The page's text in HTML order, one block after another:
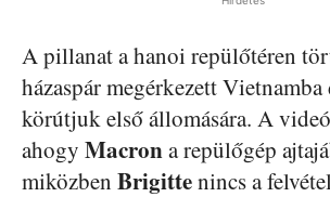
A pillanat a hanoi repülőtéren
házaspár megérkezett
körútjuk első állomására. A
ahogy Macrona repülőgép
miközben Brigittenincs a